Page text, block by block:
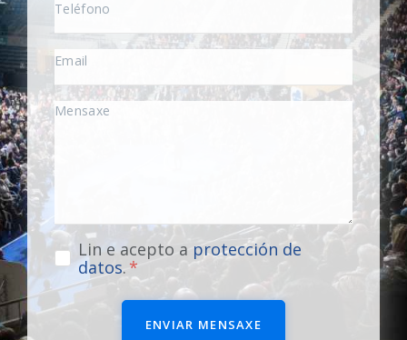
Lin e acepto a protección de
datos.
ENVIAR MENSAXE